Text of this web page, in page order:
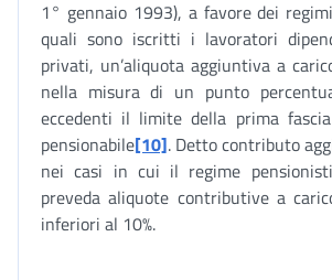
1° gennaio 1993), a favore dei
quali sono iscritti i lavoratori
privati, un’aliquota aggiuntiva a
nella misura di un punto
eccedenti il limite della prima
pensionabile[10]. Detto contributo
nei casi in cui il regime
preveda aliquote contributive a
inferiori al 10%.